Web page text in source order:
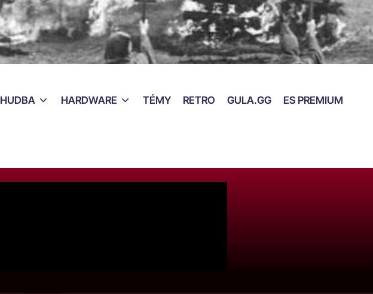
HUDBA HARDWARE TÉMY RETRO GULA.GG ES PREMIUM